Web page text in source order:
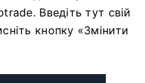
Введіть тут свій
кнопку «Змінити